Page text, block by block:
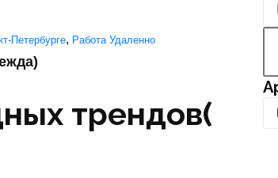
Петербурге, Работа Удаленно
трендов(